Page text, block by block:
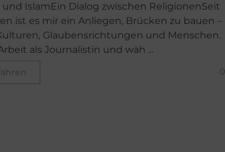
IslamEin Dialog zwischen ReligionenSeit
ist es mir ein Anliegen, Brücken zu bauen –
Glaubensrichtungen und Menschen.
als Journalistin und wäh ...
0